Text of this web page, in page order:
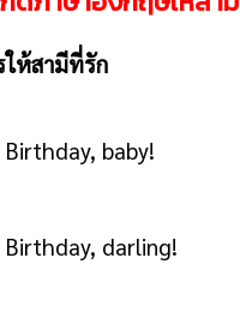
ให้สามีที่รัก
Birthday, baby!
Birthday, darling!